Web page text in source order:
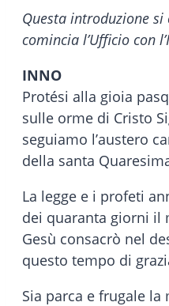
Questa introduzione
comincia l’Ufficio con
INNO
Protési alla gioia
sulle orme di Cristo
seguiamo l’austero
della santa
La legge e i profeti
dei quaranta giorni il
Gesù consacrò nel
questo tempo di
Sia parca e frugale la